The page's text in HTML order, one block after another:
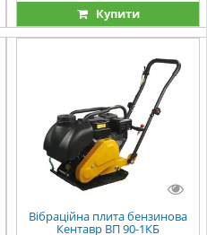
Купити
Вібраційна плита бензинова
Кентавр ВП 90-1КБ